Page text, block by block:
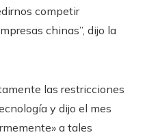
competir
chinas”, dijo la
las restricciones
y dijo el mes
a tales